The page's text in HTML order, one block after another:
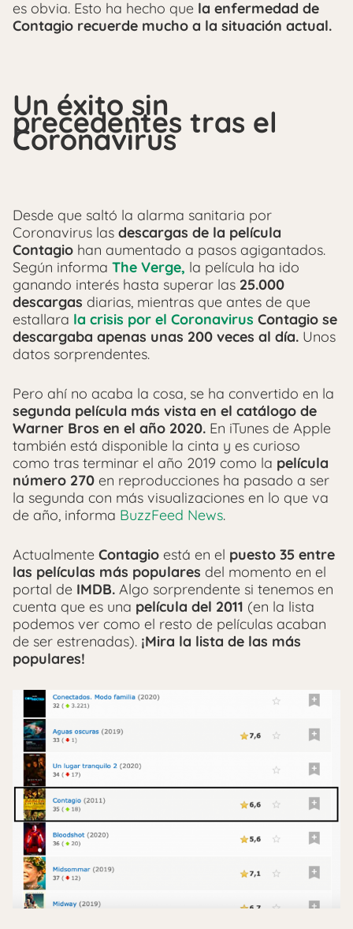
es obvia. Esto ha hecho que la enfermedad de
Contagio recuerde mucho a la situación actual.
Un éxito sin
precedentes tras el
Coronavirus
Desde que saltó la alarma sanitaria por
Coronavirus las descargas de la película
Contagio han aumentado a pasos agigantados.
Según informa The Verge, la película ha ido
ganando interés hasta superar las 25.000
descargas diarias, mientras que antes de que
estallara la crisis por el Coronavirus Contagio se
descargaba apenas unas 200 veces al día. Unos
datos sorprendentes.
Pero ahí no acaba la cosa, se ha convertido en la
segunda película más vista en el catálogo de
Warner Bros en el año 2020. En iTunes de Apple
también está disponible la cinta y es curioso
como tras terminar el año 2019 como la película
número 270 en reproducciones ha pasado a ser
la segunda con más visualizaciones en lo que va
de año, informa BuzzFeed News.
Actualmente Contagio está en el puesto 35 entre
las películas más populares del momento en el
portal de IMDB. Algo sorprendente si tenemos en
cuenta que es una película del 2011 (en la lista
podemos ver como el resto de películas acaban
de ser estrenadas). ¡Mira la lista de las más
populares!